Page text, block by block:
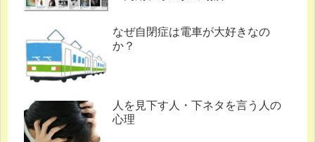
なぜ自閉症は電車が大好きなの
か？
人を見下す人・下ネタを言う人の
心理